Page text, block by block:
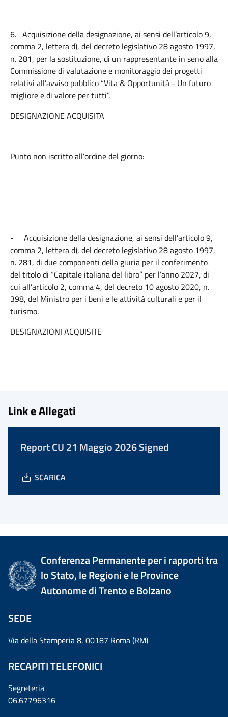
6. Acquisizione della designazione, ai sensi dell’articolo 9,
comma 2, lettera d), del decreto legislativo 28 agosto 1997,
n. 281, per la sostituzione, di un rappresentante in seno alla
Commissione di valutazione e monitoraggio dei progetti
relativi all’avviso pubblico “Vita & Opportunità - Un futuro
migliore e di valore per tutti”.
DESIGNAZIONE ACQUISITA
Punto non iscritto all’ordine del giorno:
- Acquisizione della designazione, ai sensi dell’articolo 9,
comma 2, lettera d), del decreto legislativo 28 agosto 1997,
n. 281, di due componenti della giuria per il conferimento
del titolo di “Capitale italiana del libro” per l’anno 2027, di
cui all’articolo 2, comma 4, del decreto 10 agosto 2020, n.
398, del Ministro per i beni e le attività culturali e per il
turismo.
DESIGNAZIONI ACQUISITE
Link e Allegati
Report CU 21 Maggio 2026 Signed
SCARICA
Conferenza Permanente per i rapporti tra
lo Stato, le Regioni e le Province
Autonome di Trento e Bolzano
SEDE
Via della Stamperia 8, 00187 Roma (RM)
RECAPITI TELEFONICI
Segreteria
06.67796316